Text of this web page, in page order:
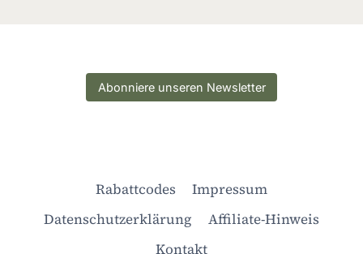
Abonniere unseren Newsletter
Rabattcodes
Impressum
Datenschutzerklärung
Affiliate-Hinweis
Kontakt